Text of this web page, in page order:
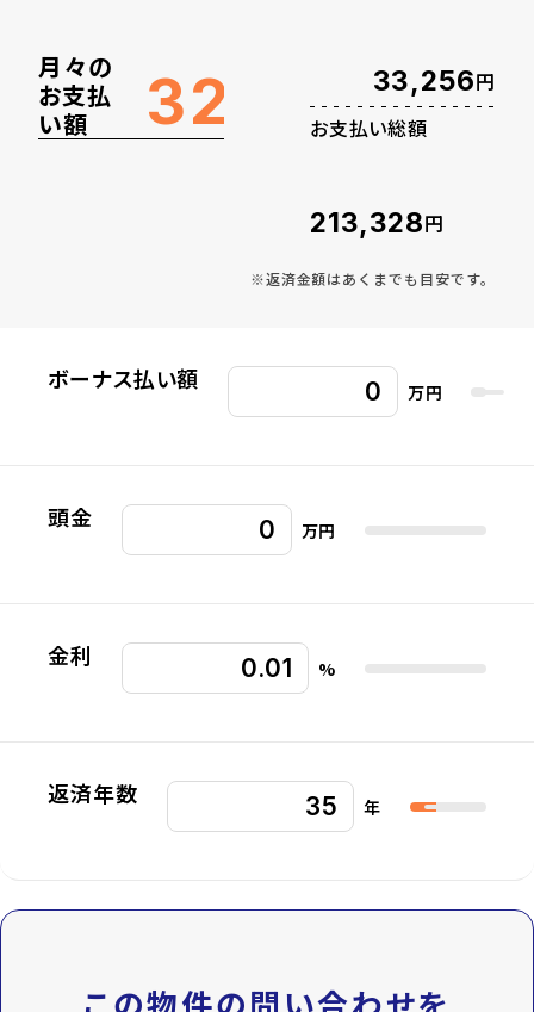
月々の
お支払
い額
32 33,256円
お支払い総額
213,328円
※返済金額はあくまでも目安です。
ボーナス払い額 万円
頭金 万円
金利 %
返済年数 年
この物件の問い合わせを